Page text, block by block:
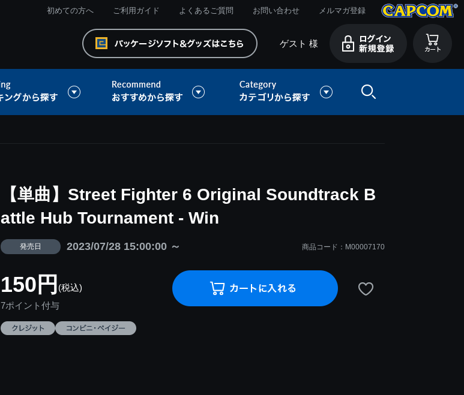
初めての方へ ご利用ガイド よくあるご質問 お問い合わせ メルマガ登録
ゲスト 様
【単曲】Street Fighter 6 Original Soundtrack B
attle Hub Tournament - Win
発売日 2023/07/28 15:00:00 ～ 商品コード：M00007170
150円 (税込)
7ポイント付与